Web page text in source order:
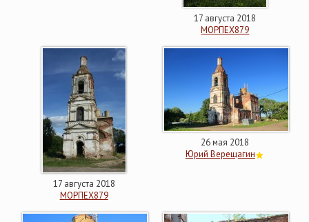
17 августа 2018
МОРПЕХ879
17 августа 2018
МОРПЕХ879
26 мая 2018
Юрий Верещагин